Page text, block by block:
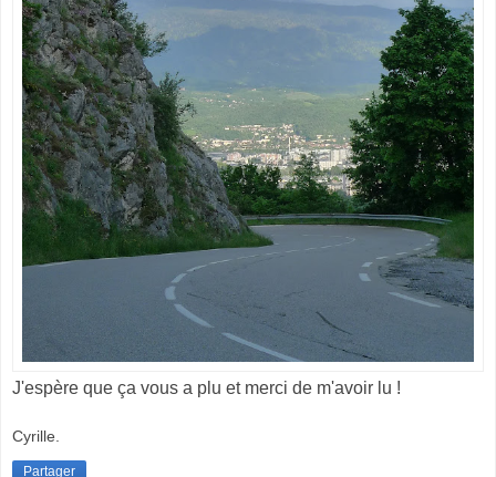
J'espère que ça vous a plu et merci de m'avoir lu !
Cyrille.
Partager